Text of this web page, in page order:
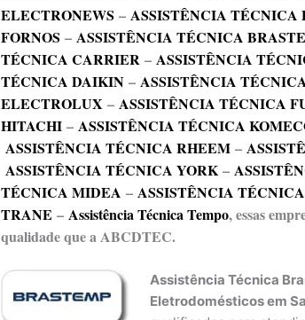
ELECTRONEWS –ASSISTÊNCIA TÉCNICA
FORNOS –ASSISTÊNCIA TÉCNICA
TÉCNICA CARRIER –ASSISTÊNCIA
TÉCNICA DAIKIN –ASSISTÊNCIA
ELECTROLUX –ASSISTÊNCIA TÉCNICA
HITACHI –ASSISTÊNCIA TÉCNICA
ASSISTÊNCIA TÉCNICA RHEEM –
ASSISTÊNCIA TÉCNICA YORK–
TÉCNICA MIDEA –ASSISTÊNCIA
TRANE –Assistência Técnica Tempo, essas
qualidade que a ABCDTEC.
Assistência Técnica
Eletrodomésticos em